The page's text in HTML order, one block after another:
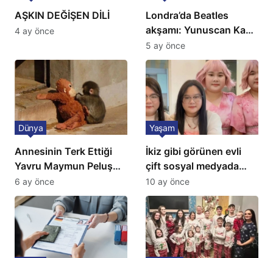
AŞKIN DEĞİŞEN DİLİ
4 ay önce
Londra’da Beatles
akşamı: Yunuscan Kaya
klasik yorumuyla
sahnede
5 ay önce
Annesinin Terk Ettiği
Yavru Maymun Peluş
Oyuncağını Anne Bildi
Dünya
6 ay önce
İkiz gibi görünen evli
çift sosyal medyada
gündem oldu
Yaşam
10 ay önce